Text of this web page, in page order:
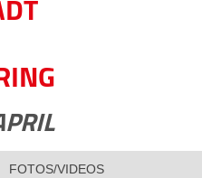
FOTOS/VIDEOS